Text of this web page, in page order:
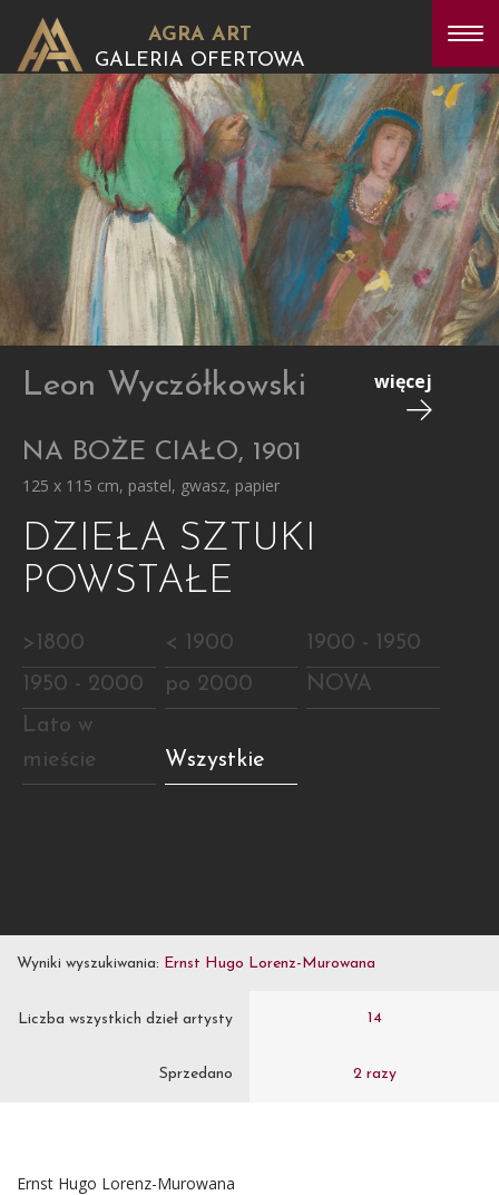
AGRA ART
GALERIA OFERTOWA
Leon Wyczółkowski
NA BOŻE CIAŁO, 1901
125 x 115 cm, pastel, gwasz, papier
więcej
DZIEŁA SZTUKI
POWSTAŁE
>1800 < 1900
1900 - 1950
1950 - 2000
po 2000
NOVA
Lato w
mieście
Wszystkie
Wyniki wyszukiwania: Ernst Hugo Lorenz-Murowana
Liczba wszystkich dzieł artysty 14
Sprzedano 2 razy
Ernst Hugo Lorenz-Murowana